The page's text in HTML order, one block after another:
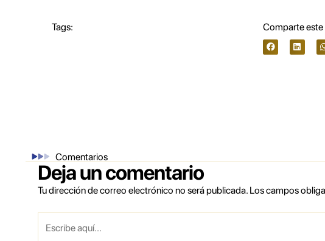
Tags: Comparte
Comentarios
Deja un comentario
Tu dirección de correo electrónico no será publicada. Los campos
aquí...